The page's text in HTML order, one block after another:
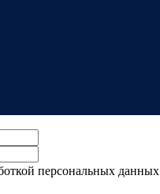
персональных данных